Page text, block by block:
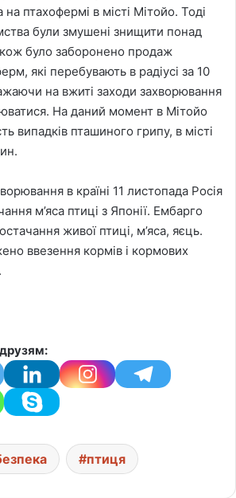
птахофермі в місті Мітойо. Тоді
були змушені знищити понад
було заборонено продаж
які перебувають в радіусі за 10
на вжиті заходи захворювання
На даний момент в Мітойо
випадків пташиного грипу, в місті
в країні 11 листопада Росія
м’яса птиці з Японії. Ембарго
живої птиці, м’яса, яєць.
ввезення кормів і кормових
птиця